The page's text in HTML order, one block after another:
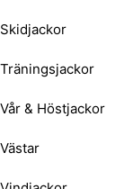
Skidjackor
Träningsjackor
Vår & Höstjackor
Västar